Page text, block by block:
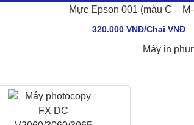
Mực Epson 001 (màu C – M
320.000 VNĐ/Chai VNÐ
Máy in